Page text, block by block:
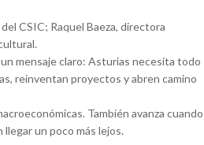
CSIC; Raquel Baeza, directora
mensaje claro: Asturias necesita todo
reinventan proyectos y abren camino
También avanza cuando
un poco más lejos.